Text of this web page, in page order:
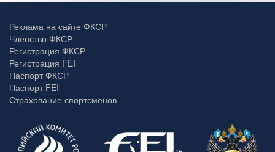
Реклама на сайте ФКСР
Членство ФКСР
Регистрация ФКСР
Регистрация FEI
Паспорт ФКСР
Паспорт FEI
Страхование спортсменов